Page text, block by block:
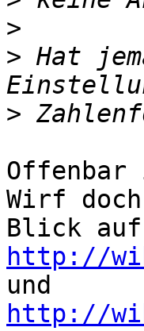
>
> Hat
>
Wirf
http://
http://